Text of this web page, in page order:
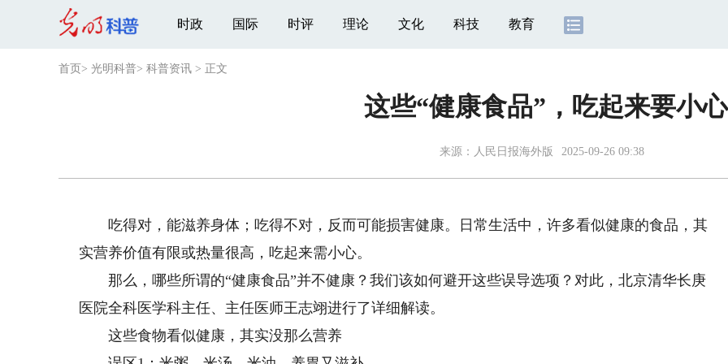
时政 国际 时评 理论 文化 科技 教育
首页 > 光明科普> 科普资讯 > 正文
这些“健康食品”，吃起来要小心
来源： 人民日报海外版 2025-09-26 09:38
吃得对，能滋养身体；吃得不对，反而可能损害健康。日常生活中，许多看似健康的食品，其
实营养价值有限或热量很高，吃起来需小心。
那么，哪些所谓的“健康食品”并不健康？我们该如何避开这些误导选项？对此，北京清华长庚
医院全科医学科主任、主任医师王志翊进行了详细解读。
这些食物看似健康，其实没那么营养